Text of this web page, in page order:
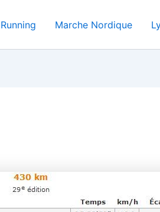
Running Marche Nordique